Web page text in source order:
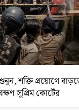
শক্তি প্রয়োগে
সুপ্রিম কোর্টের